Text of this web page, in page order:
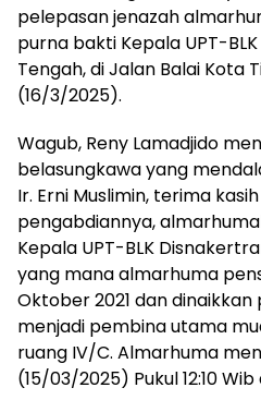
pelepasan jenazah
purna bakti Kepala UPT-
Tengah, di Jalan Balai Kota
(16/3/2025).
Wagub, Reny Lamadjido
belasungkawa yang
Ir. Erni Muslimin, terima
pengabdiannya,
Kepala UPT-BLK
yang mana almarhuma
Oktober 2021 dan
menjadi pembina utama
ruang IV/C. Almarhuma
(15/03/2025) Pukul 12:10